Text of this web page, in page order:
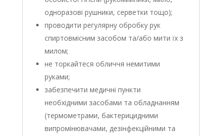
одноразові рушники, серветки тощо);
проводити регулярну обробку рук
спиртовмісним засобом та/або мити їх з
милом;
не торкайтеся обличчя немитими
руками;
забезпечити медичні пункти
необхідними засобами та обладнанням
(термометрами, бактерицидними
випромінювачами, дезінфекційними та